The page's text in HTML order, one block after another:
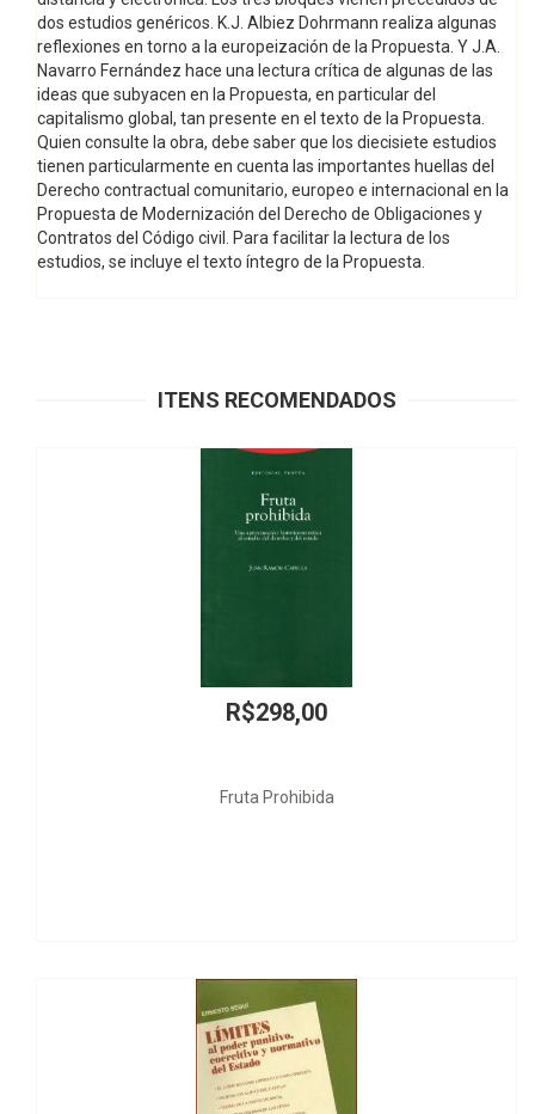
dos estudios genéricos. K.J. Albiez Dohrmann realiza algunas
reflexiones en torno a la europeización de la Propuesta. Y J.A.
Navarro Fernández hace una lectura crítica de algunas de las
ideas que subyacen en la Propuesta, en particular del
capitalismo global, tan presente en el texto de la Propuesta.
Quien consulte la obra, debe saber que los diecisiete estudios
tienen particularmente en cuenta las importantes huellas del
Derecho contractual comunitario, europeo e internacional en la
Propuesta de Modernización del Derecho de Obligaciones y
Contratos del Código civil. Para facilitar la lectura de los
estudios, se incluye el texto íntegro de la Propuesta.
ITENS RECOMENDADOS
R$68,00
Mar Vermelho